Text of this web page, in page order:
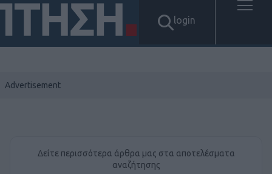
login
Δείτε περισσότερα άρθρα μας στα αποτελέσματα
αναζήτησης